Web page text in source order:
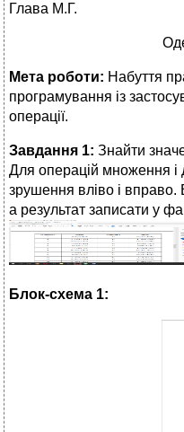
Глава М.Г.
Мета роботи: Набуття
програмування із
операції.
Завдання 1: Знайти
Для операцій множення і
зрушення вліво і вправо.
а результат записати у
Блок-схема 1: